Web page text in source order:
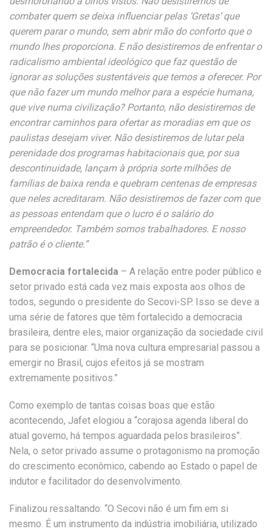
combater quem se deixa influenciar pelas ‘Gretas’ que
querem parar o mundo, sem abrir mão do conforto que o
mundo lhes proporciona. E não desistiremos de enfrentar o
radicalismo ambiental ideológico que faz questão de
ignorar as soluções sustentáveis que temos a oferecer. Por
que não fazer um mundo melhor para a espécie humana,
que vive numa civilização? Portanto, não desistiremos de
encontrar caminhos para ofertar as moradias em que os
paulistas desejam viver. Não desistiremos de lutar pela
perenidade dos programas habitacionais que, por sua
descontinuidade, lançam à própria sorte milhões de
famílias de baixa renda e quebram centenas de empresas
que neles acreditaram. Não desistiremos de fazer com que
as pessoas entendam que o lucro é o salário do
empreendedor. Também somos trabalhadores. E nosso
patrão é o cliente.”
Democracia fortalecida – A relação entre poder público e
setor privado está cada vez mais exposta aos olhos de
todos, segundo o presidente do Secovi-SP. Isso se deve a
uma série de fatores que têm fortalecido a democracia
brasileira, dentre eles, maior organização da sociedade civil
para se posicionar. “Uma nova cultura empresarial passou a
emergir no Brasil, cujos efeitos já se mostram
extremamente positivos.”
Como exemplo de tantas coisas boas que estão
acontecendo, Jafet elogiou a “corajosa agenda liberal do
atual governo, há tempos aguardada pelos brasileiros”.
Nela, o setor privado assume o protagonismo na promoção
do crescimento econômico, cabendo ao Estado o papel de
indutor e facilitador do desenvolvimento.
Finalizou ressaltando: “O Secovi não é um fim em si
mesmo. É um instrumento da indústria imobiliária, utilizado